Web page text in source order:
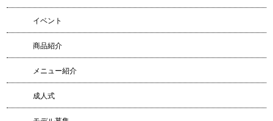
イベント
商品紹介
メニュー紹介
成人式